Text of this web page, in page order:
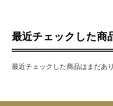
最近チェックした商
最近チェックした商品はまだあ